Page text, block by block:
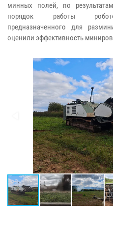
минных полей, по
порядок работы
предназначенного для
оценили эффективность